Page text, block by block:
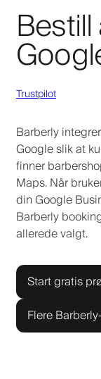
Trustpilot
Barberly
Google slik at
finner
Maps. Når
din Google
Barberly
allerede valgt.
Start gratis
Flere